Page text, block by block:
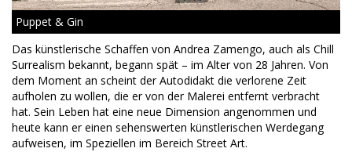
Puppet & Gin
Das künstlerische Schaffen von Andrea Zamengo, auch als Chill
Surrealism bekannt, begann spät – im Alter von 28 Jahren. Von
dem Moment an scheint der Autodidakt die verlorene Zeit
aufholen zu wollen, die er von der Malerei entfernt verbracht
hat. Sein Leben hat eine neue Dimension angenommen und
heute kann er einen sehenswerten künstlerischen Werdegang
aufweisen, im Speziellen im Bereich Street Art.